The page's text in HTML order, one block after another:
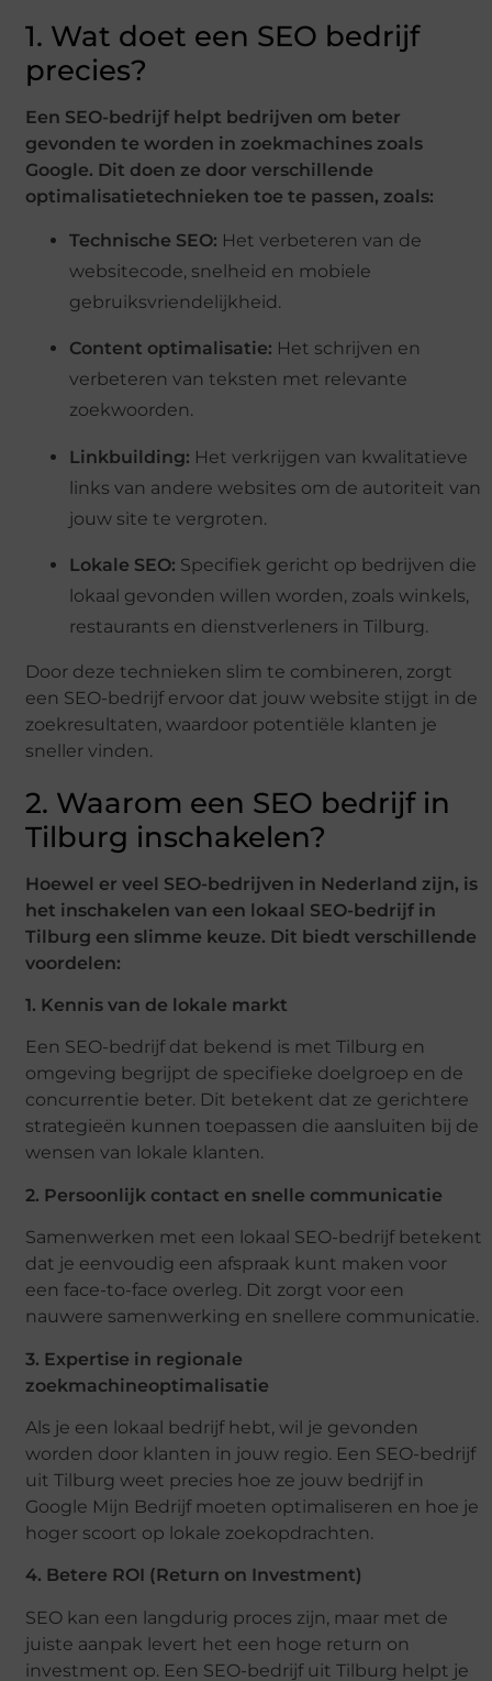
1. Wat doet een SEO bedrijf
precies?
Een SEO-bedrijf helpt bedrijven om beter
gevonden te worden in zoekmachines zoals
Google. Dit doen ze door verschillende
optimalisatietechnieken toe te passen, zoals:
Technische SEO: Het verbeteren van de
websitecode, snelheid en mobiele
gebruiksvriendelijkheid.
Content optimalisatie: Het schrijven en
verbeteren van teksten met relevante
zoekwoorden.
Linkbuilding: Het verkrijgen van kwalitatieve
links van andere websites om de autoriteit van
jouw site te vergroten.
Lokale SEO: Specifiek gericht op bedrijven die
lokaal gevonden willen worden, zoals winkels,
restaurants en dienstverleners in Tilburg.
Door deze technieken slim te combineren, zorgt
een SEO-bedrijf ervoor dat jouw website stijgt in de
zoekresultaten, waardoor potentiële klanten je
sneller vinden.
2. Waarom een SEO bedrijf in
Tilburg inschakelen?
Hoewel er veel SEO-bedrijven in Nederland zijn, is
het inschakelen van een lokaal SEO-bedrijf in
Tilburg een slimme keuze. Dit biedt verschillende
voordelen:
1. Kennis van de lokale markt
Een SEO-bedrijf dat bekend is met Tilburg en
omgeving begrijpt de specifieke doelgroep en de
concurrentie beter. Dit betekent dat ze gerichtere
strategieën kunnen toepassen die aansluiten bij de
wensen van lokale klanten.
2. Persoonlijk contact en snelle communicatie
Samenwerken met een lokaal SEO-bedrijf betekent
dat je eenvoudig een afspraak kunt maken voor
een face-to-face overleg. Dit zorgt voor een
nauwere samenwerking en snellere communicatie.
3. Expertise in regionale
zoekmachineoptimalisatie
Als je een lokaal bedrijf hebt, wil je gevonden
worden door klanten in jouw regio. Een SEO-bedrijf
uit Tilburg weet precies hoe ze jouw bedrijf in
Google Mijn Bedrijf moeten optimaliseren en hoe je
hoger scoort op lokale zoekopdrachten.
4. Betere ROI (Return on Investment)
SEO kan een langdurig proces zijn, maar met de
juiste aanpak levert het een hoge return on
investment op. Een SEO-bedrijf uit Tilburg helpt je